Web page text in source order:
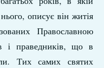
описує він житія
Православною
і праведників, що в
Тих самих святих